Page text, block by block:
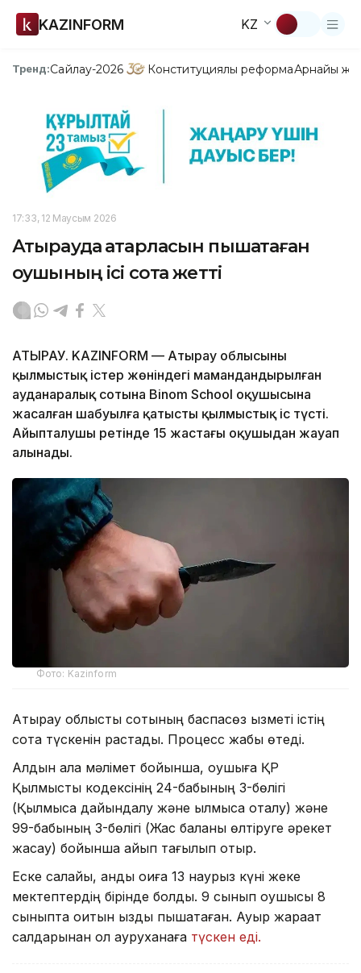
KAZINFORM KZ
Тренд:Сайлау-2026 Конституциялық реформаАрнайы
17:33, 12 Маусым 2026
Атырауда қатарласын пышақтаған
оқушының ісі сотқа жетті
АТЫРАУ. KAZINFORM — Атырау облысының
қылмыстық істер жөніндегі мамандандырылған
ауданаралық сотына Binom School оқушысына
жасалған шабуылға қатысты қылмыстық іс түсті.
Айыпталушы ретінде 15 жастағы оқушыдан жауап
алынады.
Фото: Kazinform
Атырау облыстық сотының баспасөз қызметі істің
сотқа түскенін растады. Процесс жабық өтеді.
Алдын ала мәлімет бойынша, оқушыға ҚР
Қылмыстық кодексінің 24-бабының 3-бөлігі
(Қылмысқа дайындалу және қылмысқа оқталу) және
99-бабының 3-бөлігі (Жас баланы өлтіруге әрекет
жасау) бойынша айып тағылып отыр.
Еске салайық, қанды оқиға 13 наурыз күні жеке
мектептердің бірінде болды. 9 сынып оқушысы 8
сыныпта оқитын қызды пышақтаған. Ауыр жарақат
салдарынан ол ауруханаға түскен еді.